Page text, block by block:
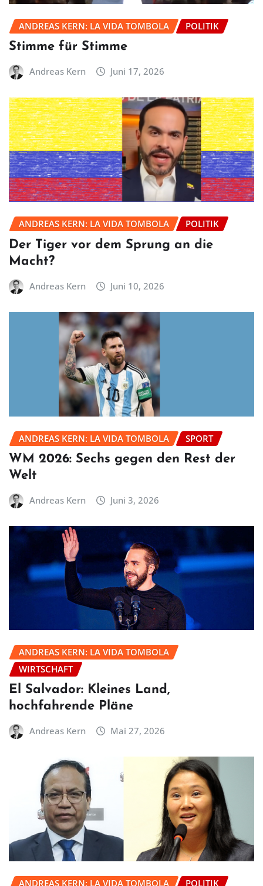
ANDREAS KERN: LA VIDA TOMBOLA POLITIK
Stimme für Stimme
Andreas Kern Juni 17, 2026
ANDREAS KERN: LA VIDA TOMBOLA POLITIK
Der Tiger vor dem Sprung an die
Macht?
Andreas Kern Juni 10, 2026
ANDREAS KERN: LA VIDA TOMBOLA SPORT
WM 2026: Sechs gegen den Rest der
Welt
Andreas Kern Juni 3, 2026
ANDREAS KERN: LA VIDA TOMBOLA
WIRTSCHAFT
El Salvador: Kleines Land,
hochfahrende Pläne
Andreas Kern Mai 27, 2026
ANDREAS KERN: LA VIDA TOMBOLA POLITIK